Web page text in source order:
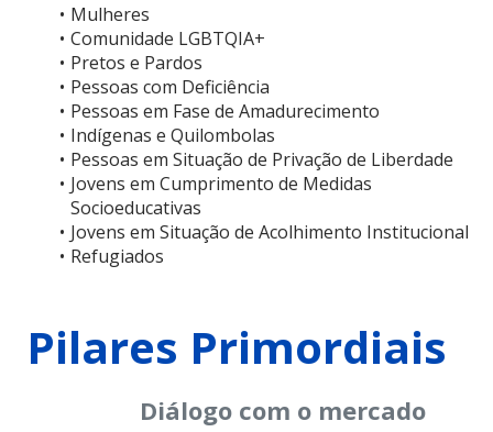
Mulheres
Comunidade LGBTQIA+
Pretos e Pardos
Pessoas com Deficiência
Pessoas em Fase de Amadurecimento
Indígenas e Quilombolas
Pessoas em Situação de Privação de Liberdade
Jovens em Cumprimento de Medidas
Socioeducativas
Jovens em Situação de Acolhimento Institucional
Refugiados
Pilares Primordiais
Diálogo com o mercado